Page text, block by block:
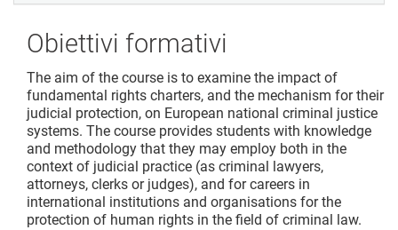
Obiettivi formativi
The aim of the course is to examine the impact of
fundamental rights charters, and the mechanism for their
judicial protection, on European national criminal justice
systems. The course provides students with knowledge
and methodology that they may employ both in the
context of judicial practice (as criminal lawyers,
attorneys, clerks or judges), and for careers in
international institutions and organisations for the
protection of human rights in the field of criminal law.